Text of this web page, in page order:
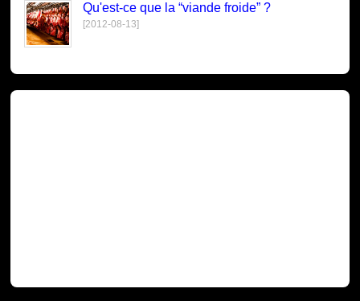
Qu'est-ce que la “viande froide” ?
[2012-08-13]